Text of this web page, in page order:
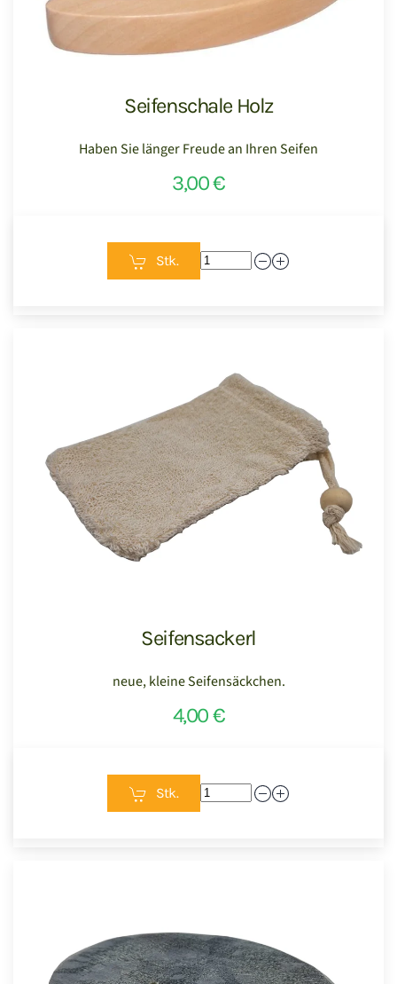
Seifenschale Holz
Haben Sie länger Freude an Ihren Seifen
3,00 €
Stk.
Seifensackerl
neue, kleine Seifensäckchen.
4,00 €
Stk.